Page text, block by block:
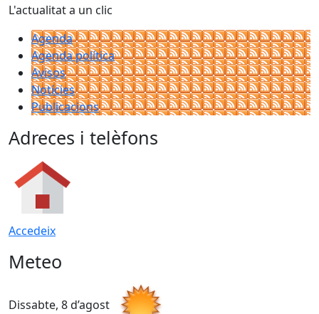
L'actualitat a un clic
Agenda
Agenda política
Avisos
Notícies
Publicacions
Adreces i telèfons
Accedeix
Meteo
Dissabte, 8 d’agost